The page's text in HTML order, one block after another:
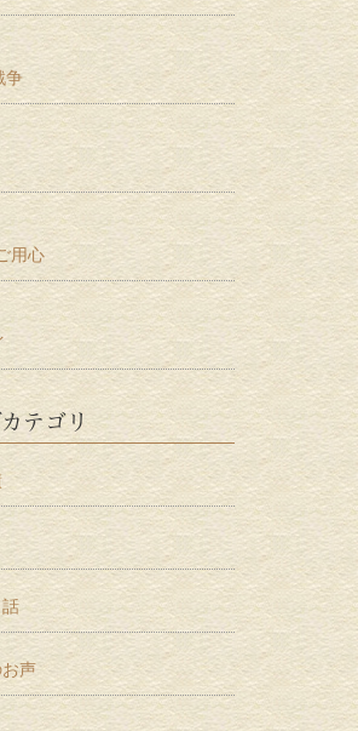
争
用心
テゴリ
声